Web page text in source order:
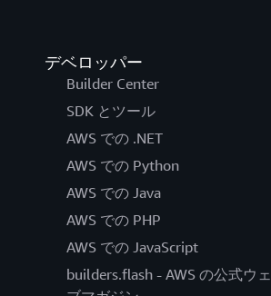
デベロッパー
Builder Center
SDK とツール
AWS での .NET
AWS での Python
AWS での Java
AWS での PHP
AWS での JavaScript
builders.flash - AWS の公式ウェ